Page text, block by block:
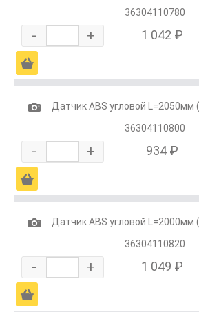
36304110780
- + 1 042 ₽
Ä
1
Датчик ABS угловой L=2050мм
36304110800
- + 934 ₽
Ä
1
Датчик ABS угловой L=2000мм
36304110820
- + 1 049 ₽
Ä